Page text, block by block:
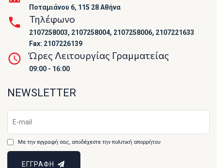
Ποταμιάνου 6, 115 28 Αθήνα
Τηλέφωνο
2107258003, 2107258004, 2107258006, 2107221633
Fax: 2107226139
Ώρες Λειτουργίας Γραμματείας
09:00 - 16:00
NEWSLETTER
Με την εγγραφή σας, αποδέχεστε την πολιτική απορρήτου
ΕΓΓΡΑΦΗ